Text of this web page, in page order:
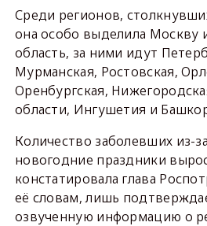
Среди регионов,
она особо выделила Москву
область, за ними идут
Мурманская, Ростовская,
Оренбургская,
области, Ингушетия и
Количество заболевших из-
новогодние праздники
констатировала глава
её словам, лишь
озвученную информацию о